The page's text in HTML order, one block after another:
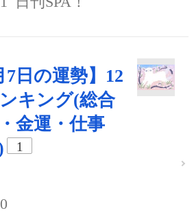
7日の運勢】12
キング(総合
金運・仕事
1